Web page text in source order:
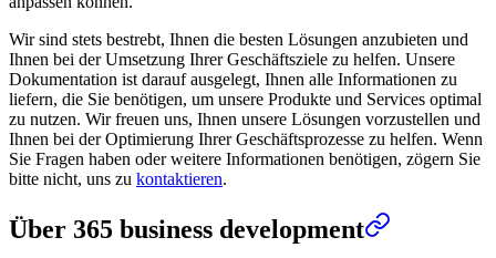
Wir sind stets bestrebt, Ihnen die besten Lösungen anzubieten und
Ihnen bei der Umsetzung Ihrer Geschäftsziele zu helfen. Unsere
Dokumentation ist darauf ausgelegt, Ihnen alle Informationen zu
liefern, die Sie benötigen, um unsere Produkte und Services optimal
zu nutzen. Wir freuen uns, Ihnen unsere Lösungen vorzustellen und
Ihnen bei der Optimierung Ihrer Geschäftsprozesse zu helfen. Wenn
Sie Fragen haben oder weitere Informationen benötigen, zögern Sie
bitte nicht, uns zu kontaktieren.
Über 365 business development